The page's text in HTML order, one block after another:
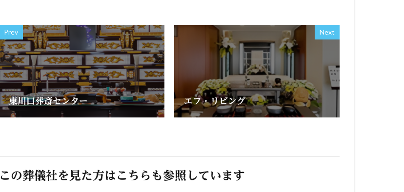
Prev
東川口葬斎センター
Next
エフ・リビング
この葬儀社を見た方はこちらも参照しています